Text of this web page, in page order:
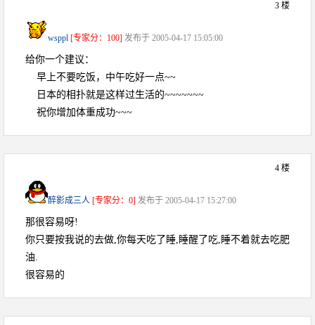
3 楼
wsppl [专家分：100] 发布于 2005-04-17 15:05:00
给你一个建议：
早上不要吃饭，中午吃好一点~~
日本的相扑就是这样过生活的~~~~~~~
祝你增加体重成功~~~
4 楼
醉影成三人 [专家分：0] 发布于 2005-04-17 15:27:00
那很容易呀!
你只要按我说的去做,你每天吃了睡,睡醒了吃,睡不着就去吃肥
油.
很容易的